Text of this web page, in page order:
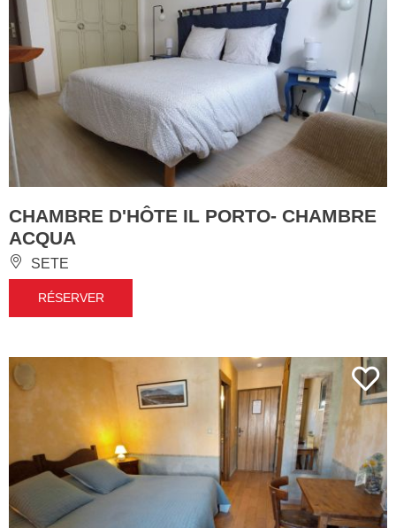
CHAMBRE D'HÔTE IL PORTO- CHAMBRE
ACQUA
SETE
RÉSERVER